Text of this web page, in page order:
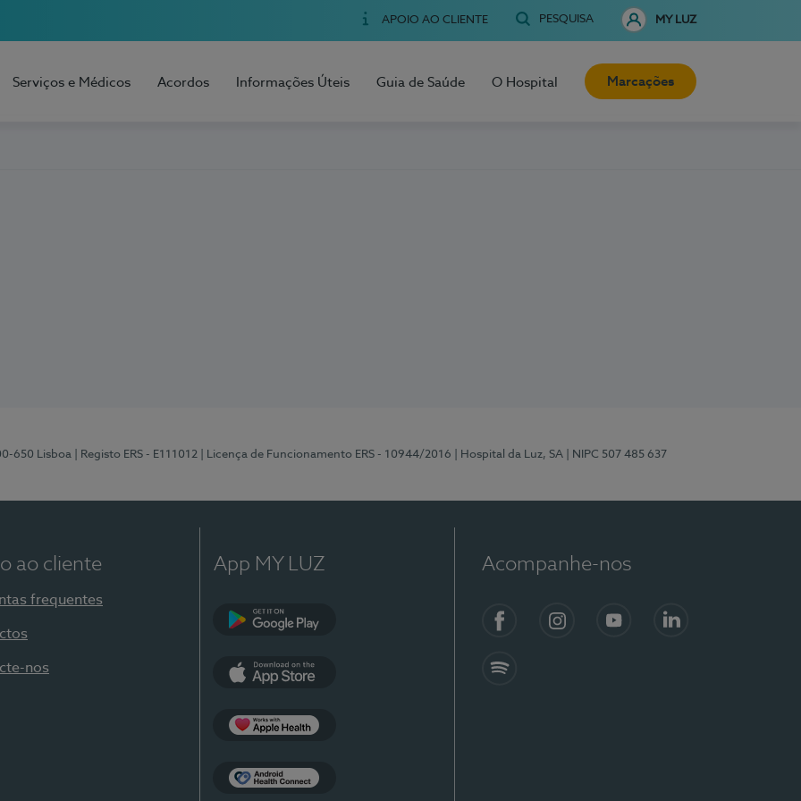
APOIO AO CLIENTE PESQUISA MY LUZ
Serviços e Médicos Acordos Informações Úteis Guia de Saúde O Hospital Marcações
650 Lisboa | Registo ERS - E111012 | Licença de Funcionamento ERS - 10944/2016 | Hospital da Luz, SA | NIPC 507 485 637
ao cliente
frequentes
nos
App MY LUZ Acompanhe-nos